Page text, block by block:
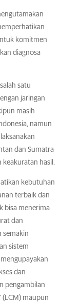
komitmen
diagnosa
satu
jaringan
masih
namun
dan Sumatra
keakuratan hasil.
kebutuhan
terbaik dan
bisa menerima
dan
semakin
sistem
dan
pengambilan
(LCM) maupun